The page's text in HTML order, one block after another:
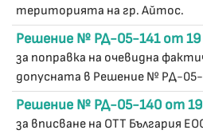
територията на гр. Айтос.
Решение № РД-05-141 от 19
за поправка на очевидна
допусната в Решение № РД-05-
Решение № РД-05-140 от 19
за вписване на ОТТ България